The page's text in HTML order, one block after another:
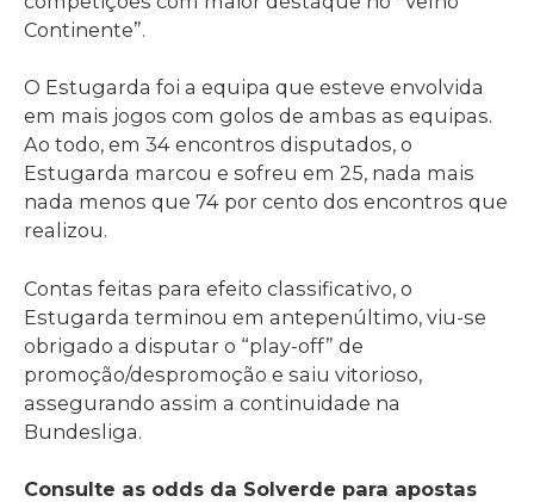
Continente”.
O Estugarda foi a equipa que esteve envolvida
em mais jogos com golos de ambas as equipas.
Ao todo, em 34 encontros disputados, o
Estugarda marcou e sofreu em 25, nada mais
nada menos que 74 por cento dos encontros que
realizou.
Contas feitas para efeito classificativo, o
Estugarda terminou em antepenúltimo, viu-se
obrigado a disputar o “play-off” de
promoção/despromoção e saiu vitorioso,
assegurando assim a continuidade na
Bundesliga.
Consulte as odds da Solverde para apostas